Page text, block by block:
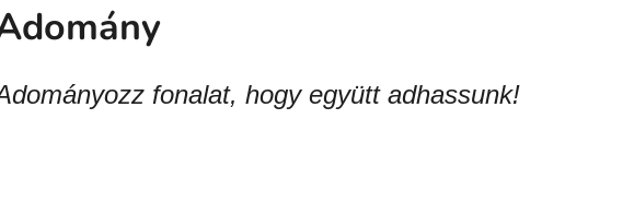
fonalat, hogy együtt adhassunk!